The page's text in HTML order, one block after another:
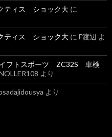
ィス ショック大 に
ィス ショック大 に F渡辺 よ
フトスポーツ ZC32S 車検
より
より